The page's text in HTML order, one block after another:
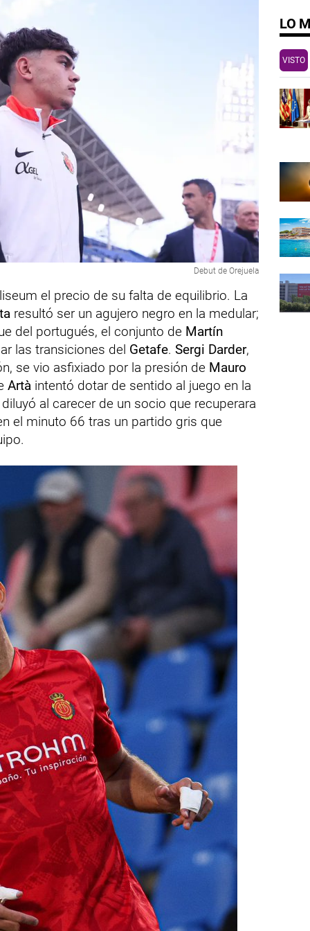
Debut de Orejuela
el precio de su falta de equilibrio. La
resultó ser un agujero negro en la medular;
del portugués, el conjunto de Martín
las transiciones del Getafe. Sergi Darder,
se vio asfixiado por la presión de Mauro
Artà intentó dotar de sentido al juego en la
al carecer de un socio que recuperara
el minuto 66 tras un partido gris que
LO
VISTO